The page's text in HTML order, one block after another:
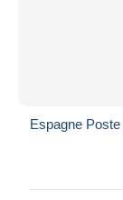
Espagne